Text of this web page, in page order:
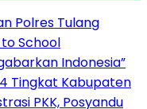
Polres Tulang
School
Indonesia”
Tingkat Kabupaten
PKK, Posyandu